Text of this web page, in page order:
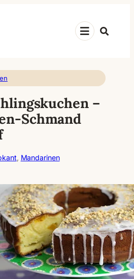
Suche
–
Schmand
, Mandarinen